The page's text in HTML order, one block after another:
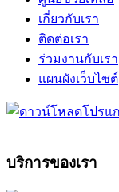
เกี่ยวกับเรา
ติดต่อเรา
ร่วมงานกับเรา
แผนผังเว็บไซต์
บริการของเรา